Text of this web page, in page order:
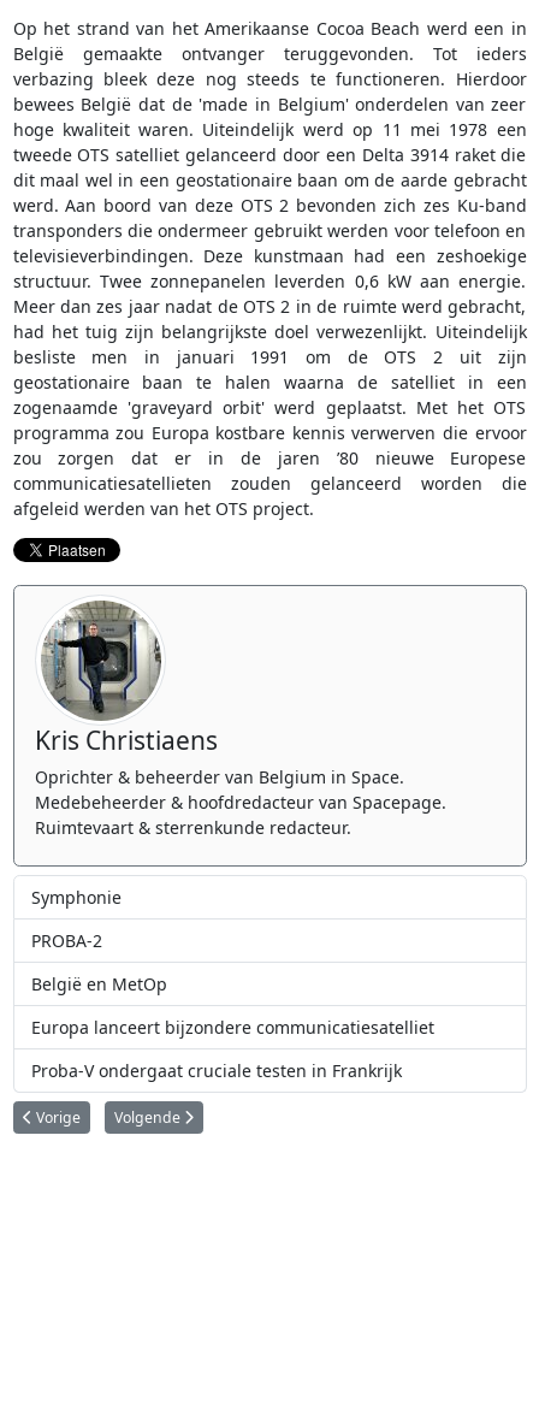
Op het strand van het Amerikaanse Cocoa Beach werd een in
België gemaakte ontvanger teruggevonden. Tot ieders
verbazing bleek deze nog steeds te functioneren. Hierdoor
bewees België dat de 'made in Belgium' onderdelen van zeer
hoge kwaliteit waren. Uiteindelijk werd op 11 mei 1978 een
tweede OTS satelliet gelanceerd door een Delta 3914 raket die
dit maal wel in een geostationaire baan om de aarde gebracht
werd. Aan boord van deze OTS 2 bevonden zich zes Ku-band
transponders die ondermeer gebruikt werden voor telefoon en
televisieverbindingen. Deze kunstmaan had een zeshoekige
structuur. Twee zonnepanelen leverden 0,6 kW aan energie.
Meer dan zes jaar nadat de OTS 2 in de ruimte werd gebracht,
had het tuig zijn belangrijkste doel verwezenlijkt. Uiteindelijk
besliste men in januari 1991 om de OTS 2 uit zijn
geostationaire baan te halen waarna de satelliet in een
zogenaamde 'graveyard orbit' werd geplaatst. Met het OTS
programma zou Europa kostbare kennis verwerven die ervoor
zou zorgen dat er in de jaren ’80 nieuwe Europese
communicatiesatellieten zouden gelanceerd worden die
afgeleid werden van het OTS project.
Kris Christiaens
Oprichter & beheerder van Belgium in Space.
Medebeheerder & hoofdredacteur van Spacepage.
Ruimtevaart & sterrenkunde redacteur.
Symphonie
PROBA-2
België en MetOp
Europa lanceert bijzondere communicatiesatelliet
Proba-V ondergaat cruciale testen in Frankrijk
Vorig artikel: Symphonie
Vorige Volgende artikel: Redu ESA grondstation
Volgende